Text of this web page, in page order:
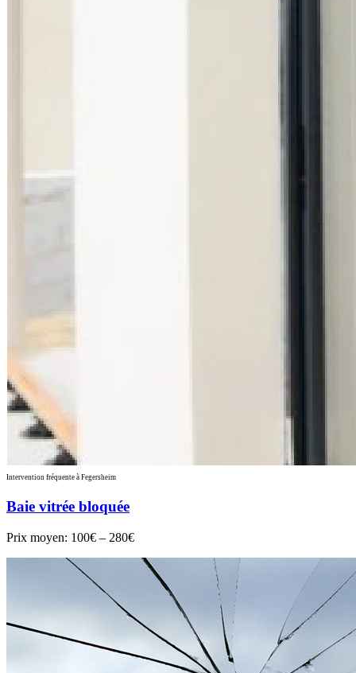
Intervention fréquente à Fegersheim
Baie vitrée bloquée
Prix moyen: 100€ – 280€